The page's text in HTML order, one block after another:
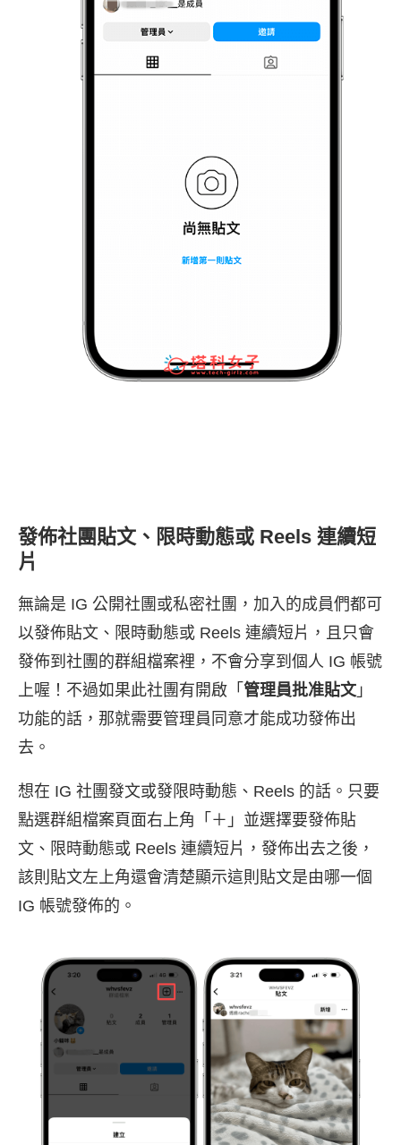
發佈社團貼文、限時動態或 Reels 連續短
片
無論是 IG 公開社團或私密社團，加入的成員們都可
以發佈貼文、限時動態或 Reels 連續短片，且只會
發佈到社團的群組檔案裡，不會分享到個人 IG 帳號
上喔！不過如果此社團有開啟「 管理員批准貼文 」
功能的話，那就需要管理員同意才能成功發佈出
去。
想在 IG 社團發文或發限時動態、Reels 的話。只要
點選群組檔案頁面右上角「＋」並選擇要發佈貼
文、限時動態或 Reels 連續短片，發佈出去之後，
該則貼文左上角還會清楚顯示這則貼文是由哪一個
IG 帳號發佈的。